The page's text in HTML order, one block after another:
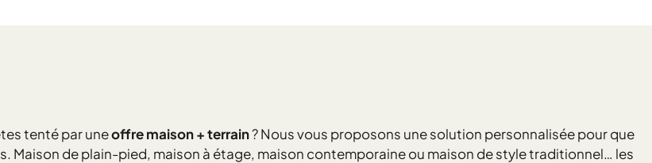
tenté par uneoffre maison + terrain? Nous vous proposons une solution personnalisée pour que
de plain-pied, maison à étage, maison contemporaine ou maison de style traditionnel… les